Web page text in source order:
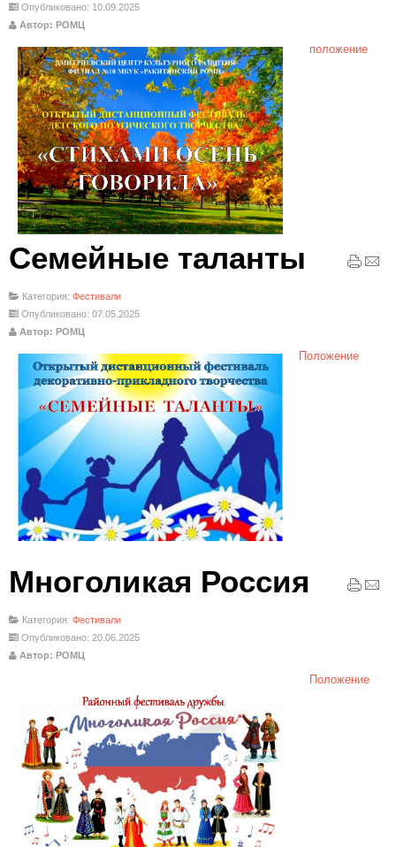
Опубликовано: 10.09.2025
Автор: РОМЦ
положение
Семейные таланты
Категория: Фестивали
Опубликовано: 07.05.2025
Автор: РОМЦ
Положение
Многоликая Россия
Категория: Фестивали
Опубликовано: 20.06.2025
Автор: РОМЦ
Положение